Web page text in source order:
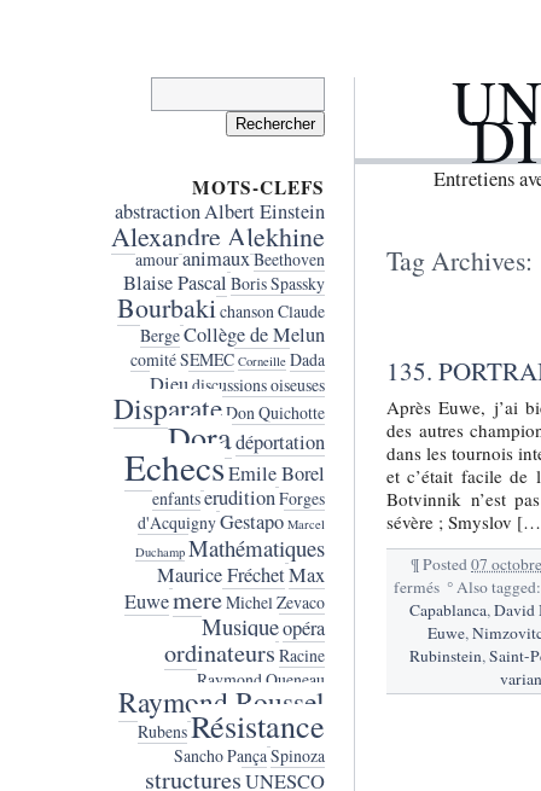
Entretiens
Tag Archives:
135.
Après Euwe, j’ai
des autres
dans les tournois
et c’était facile de
Botvinnik n’est
sévère ; Smyslov
¶Posted07
ferméssur
135.
Portraits
joueurs
°Also
Capablanca,David
Euwe,
Rubinstein,Saint-
MOTS-CLEFS
abstractionAlbert Einstein
Alexandre Alekhine
amouranimauxBeethoven
Blaise Pascal Boris Spassky
BourbakichansonClaude
BergeCollège de Melun
comité SEMEC Corneille Dada
Dieu discussions oiseuses
DisparateDon Quichotte
Doradéportation
EchecsEmile Borel
enfantseruditionForges
d'AcquignyGestapo Marcel
Duchamp Mathématiques
Maurice FréchetMax
EuwemereMichel Zevaco
Musiqueopéra
ordinateurs Racine
Raymond Queneau
Raymond Roussel
RubensRésistance
Sancho PançaSpinoza
structuresUNESCO